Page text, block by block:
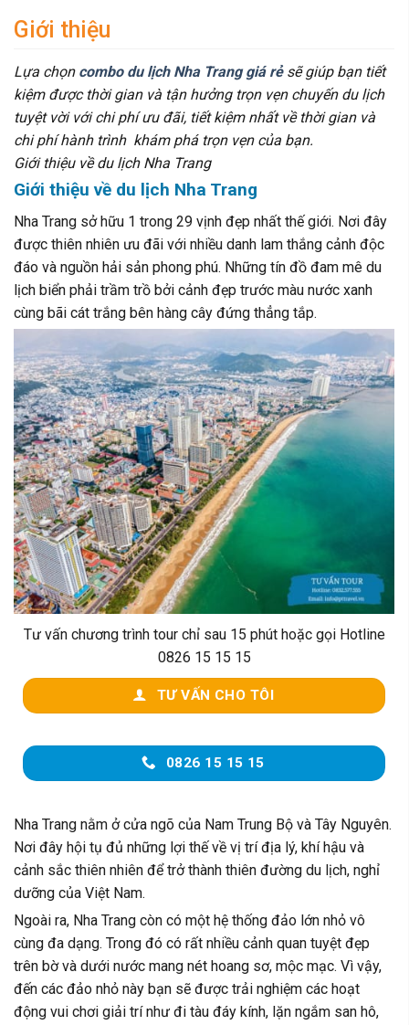
Giới thiệu
Lựa chọn combo du lịch Nha Trang giá rẻsẽ giúp bạn tiết
kiệm được thời gian và tận hưởng trọn vẹn chuyến du lịch
tuyệt vời với chi phí ưu đãi, tiết kiệm nhất về thời gian và
chi phí hành trình khám phá trọn vẹn của bạn.
Giới thiệu về du lịch Nha Trang
Giới thiệu về du lịch Nha Trang
Nha Trang sở hữu 1 trong 29 vịnh đẹp nhất thế giới. Nơi đây
được thiên nhiên ưu đãi với nhiều danh lam thắng cảnh độc
đáo và nguồn hải sản phong phú. Những tín đồ đam mê du
lịch biển phải trầm trồ bởi cảnh đẹp trước màu nước xanh
cùng bãi cát trắng bên hàng cây đứng thẳng tắp.
Tư vấn chương trình tour chỉ sau 15 phút hoặc gọi Hotline
0826 15 15 15
TƯ VẤN CHO TÔI
0826 15 15 15
Nha Trang nằm ở cửa ngõ của Nam Trung Bộ và Tây Nguyên.
Nơi đây hội tụ đủ những lợi thế về vị trí địa lý, khí hậu và
cảnh sắc thiên nhiên để trở thành thiên đường du lịch, nghỉ
dưỡng của Việt Nam.
Ngoài ra, Nha Trang còn có một hệ thống đảo lớn nhỏ vô
cùng đa dạng. Trong đó có rất nhiều cảnh quan tuyệt đẹp
trên bờ và dưới nước mang nét hoang sơ, mộc mạc. Vì vậy,
đến các đảo nhỏ này bạn sẽ được trải nghiệm các hoạt
động vui chơi giải trí như đi tàu đáy kính, lặn ngắm san hô,